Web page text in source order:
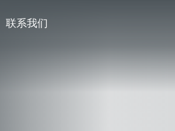
联系我们